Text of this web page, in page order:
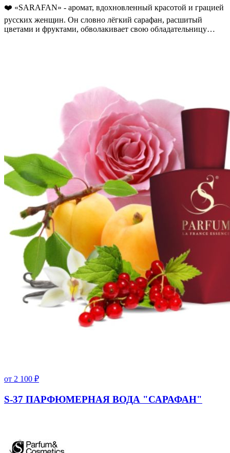
❤️ «SARAFAN» - аромат, вдохновленный красотой и грацией
русских женщин. Он словно лёгкий сарафан, расшитый
цветами и фруктами, обволакивает свою обладательницу
Эксклюзивный аромат от Квентина Биша и S Parfum станет
хитом продаж и покорит ваши сердца.
от 2 100 ₽
S-37 ПАРФЮМЕРНАЯ ВОДА "САРАФАН"